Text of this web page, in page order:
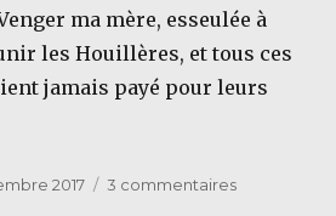
ma mère, esseulée à
les Houillères, et tous ces
jamais payé pour leurs
2017 3 commentairessur